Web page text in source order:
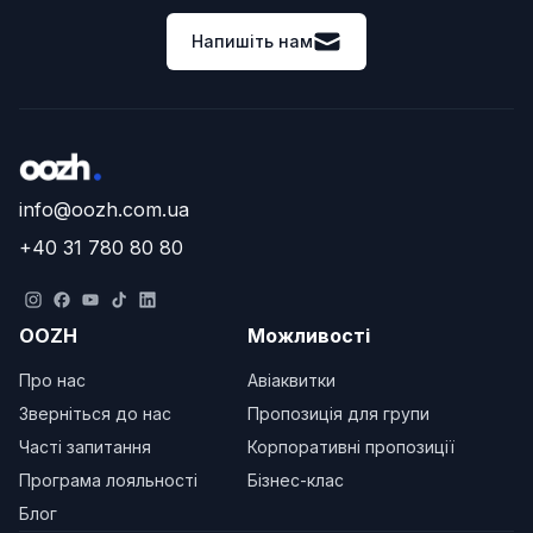
Напишіть нам
info@oozh.com.ua
+40 31 780 80 80
OOZH
Про нас
Зверніться до нас
Часті запитання
Програма лояльності
Блог
Можливості
Авіаквитки
Пропозиція для групи
Корпоративні пропозиції
Бізнес-клас